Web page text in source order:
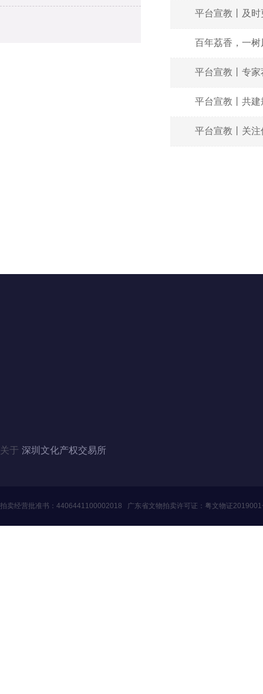
平台宣教丨及
百年荔香，一
平台宣教丨专
平台宣教丨共
平台宣教丨关
关于 深圳文化产权交易所
拍卖经营批准书： 4406441100002018 广东省文物拍卖许可证： 粤文物证2019001